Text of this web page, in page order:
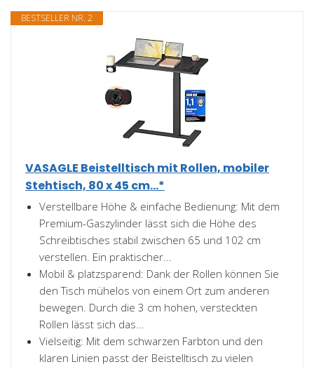
BESTSELLER NR. 2
VASAGLE Beistelltisch mit Rollen, mobiler
Stehtisch, 80 x 45 cm...*
Verstellbare Höhe & einfache Bedienung: Mit dem
Premium-Gaszylinder lässt sich die Höhe des
Schreibtisches stabil zwischen 65 und 102 cm
verstellen. Ein praktischer...
Mobil & platzsparend: Dank der Rollen können Sie
den Tisch mühelos von einem Ort zum anderen
bewegen. Durch die 3 cm hohen, versteckten
Rollen lässt sich das...
Vielseitig: Mit dem schwarzen Farbton und den
klaren Linien passt der Beistelltisch zu vielen